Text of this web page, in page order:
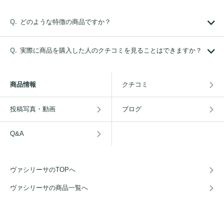
どのような特徴の商品ですか？
実際に商品を購入した人のクチコミを見ることはできますか？
商品情報 クチコミ
投稿写真・動画 ブログ
Q&A
ヴァシリーサのTOPへ
ヴァシリーサの商品一覧へ